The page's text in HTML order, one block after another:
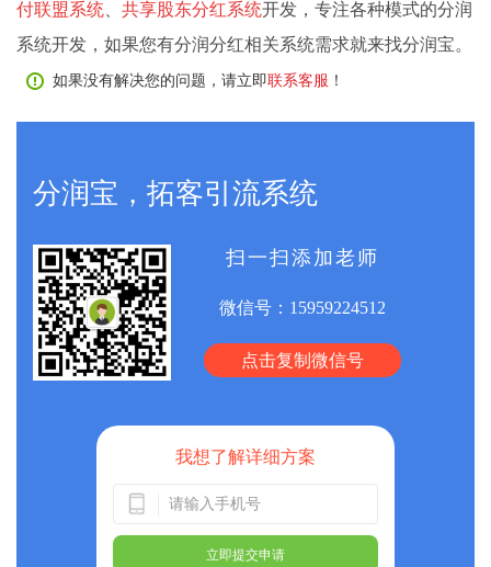
付联盟系统 共享股东分红系统开发，专注各种模式的分润
系统开发，如果您有分润分红相关系统需求就来找分润宝。
如果没有解决您的问题，请立即联系客服 ！
分润宝，拓客引流系统
扫一扫添加老师
微信号： 15959224512
点击复制微信号
我想了解详细方案
立即提交申请